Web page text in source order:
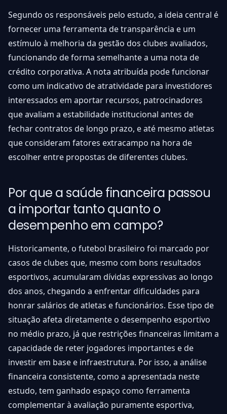
Segundo os responsáveis pelo estudo, a ideia central é
fornecer uma ferramenta de transparência e um
estímulo à melhoria da gestão dos clubes avaliados,
funcionando de forma semelhante a uma nota de
crédito corporativa. A nota atribuída pode funcionar
como um indicativo de atratividade para investidores
interessados em aportar recursos, patrocinadores
que avaliam a estabilidade institucional antes de
fechar contratos de longo prazo, e até mesmo atletas
que consideram fatores extracampo na hora de
escolher entre propostas de diferentes clubes.
Por que a saúde financeira passou
a importar tanto quanto o
desempenho em campo?
Historicamente, o futebol brasileiro foi marcado por
casos de clubes que, mesmo com bons resultados
esportivos, acumularam dívidas expressivas ao longo
dos anos, chegando a enfrentar dificuldades para
honrar salários de atletas e funcionários. Esse tipo de
situação afeta diretamente o desempenho esportivo
no médio prazo, já que restrições financeiras limitam a
capacidade de reter jogadores importantes e de
investir em base e infraestrutura. Por isso, a análise
financeira consistente, como a apresentada neste
estudo, tem ganhado espaço como ferramenta
complementar à avaliação puramente esportiva,